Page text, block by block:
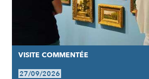
VISITE COMMENTÉE
27/09/2026